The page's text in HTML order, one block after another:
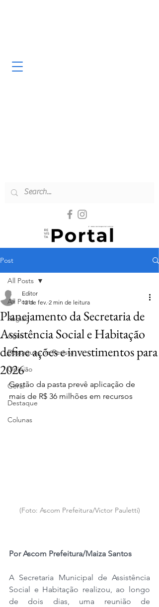
Post
All Posts
Região
Agro
Destaques na Revista
Opinião
Geral
Destaque
Colunas
All Posts
Planejamento da Secretaria de
Assistência Social e Habitação
define ações e investimentos para
2026
Editor
12 de fev. 2 min de leitura
Gestão da pasta prevê aplicação de
mais de R$ 36 milhões em recursos
(Foto: Ascom Prefeitura/Victor Pauletti)
Por Ascom Prefeitura/Maiza Santos
A Secretaria Municipal de Assistência
Social e Habitação realizou, ao longo
de dois dias, uma reunião de